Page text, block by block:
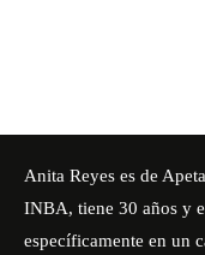
Anita Reyes es de
INBA, tiene 30 años y
específicamente en un